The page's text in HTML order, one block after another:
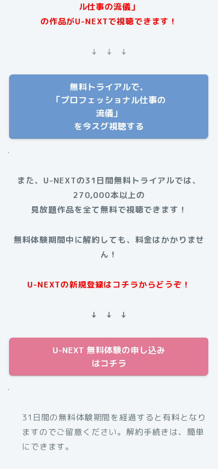
ル仕事の流儀」
の作品がU-NEXTで視聴できます！
↓ ↓ ↓
無料トライアルで、
「プロフェッショナル仕事の
流儀」
を今スグ視聴する
.
また、U-NEXTの31日間無料トライアルでは、
270,000本以上の
見放題作品を全て無料で視聴できます！
無料体験期間中に解約しても、料金はかかりませ
ん！
U-NEXTの新規登録はコチラからどうぞ！
↓ ↓ ↓
U-NEXT 無料体験の申し込み
はコチラ
.
31日間の無料体験期間を経過すると有料となり
ますのでご留意ください。解約手続きは、簡単
にできます。